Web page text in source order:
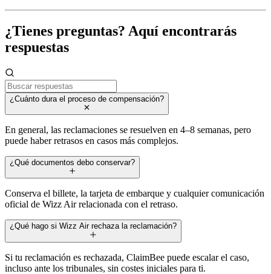
¿Tienes preguntas? Aquí encontrarás
respuestas
¿Cuánto dura el proceso de compensación?
En general, las reclamaciones se resuelven en 4–8 semanas, pero
puede haber retrasos en casos más complejos.
¿Qué documentos debo conservar?
Conserva el billete, la tarjeta de embarque y cualquier comunicación
oficial de Wizz Air relacionada con el retraso.
¿Qué hago si Wizz Air rechaza la reclamación?
Si tu reclamación es rechazada, ClaimBee puede escalar el caso,
incluso ante los tribunales, sin costes iniciales para ti.